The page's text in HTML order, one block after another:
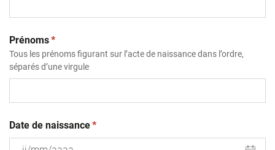
Prénoms(obligatoire)
*
Tous les prénoms figurant sur l’acte de naissance dans l’ordre,
séparés d’une virgule
Date de naissance(obligatoire)
*